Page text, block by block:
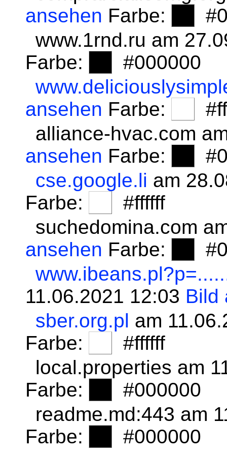
ansehen Farbe:
www.1rnd.ru am
Farbe:
#000000
ansehen Farbe:
alliance-hvac.com
ansehen Farbe:
cse.google.li am
Farbe:
#ffffff
suchedomina.com
ansehen Farbe:
11.06.2021 12:03 Bild
sber.org.pl am
Farbe:
#ffffff
local.properties am
Farbe:
#000000
readme.md:443 am
Farbe:
#000000